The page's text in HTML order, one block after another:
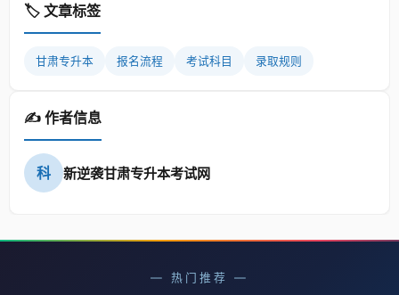
🏷️ 文章标签
甘肃专升本 报名流程 考试科目 录取规则
✍️ 作者信息
科 新逆袭甘肃专升本考试网
— 热门推荐 —